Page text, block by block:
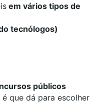
em vários tipos de
tecnólogos)
públicos
que dá para escolher